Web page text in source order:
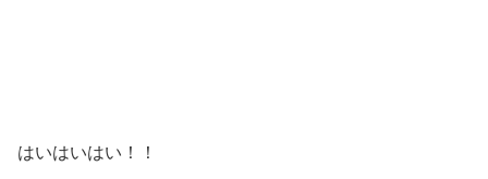
はいはいはい！！